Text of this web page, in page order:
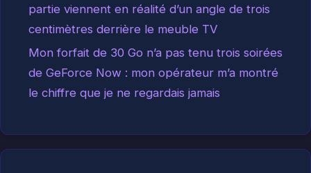
partie viennent en réalité d’un angle de trois
centimètres derrière le meuble TV
Mon forfait de 30 Go n’a pas tenu trois soirées
de GeForce Now : mon opérateur m’a montré
le chiffre que je ne regardais jamais